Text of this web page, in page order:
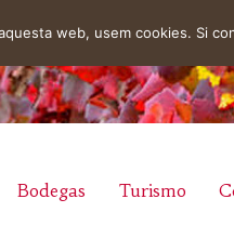
Bodegas Turismo
web, usem cookies. Si